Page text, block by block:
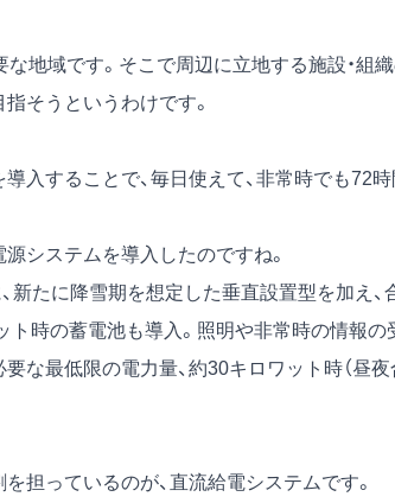
な地域です。そこで周辺に立地する施設・組
そうというわけです。
入することで、毎日使えて、非常時でも72
システムを導入したのですね。
新たに降雪期を想定した垂直設置型を加え、
時の蓄電池も導入。照明や非常時の情報の
な最低限の電力量、約30キロワット時（昼夜
担っているのが、直流給電システムです。